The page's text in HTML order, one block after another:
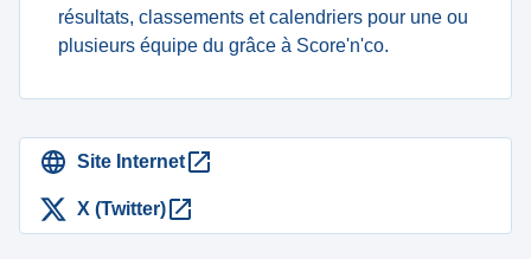
résultats, classements et calendriers pour une ou
plusieurs équipe du grâce à Score'n'co.
Site Internet
X (Twitter)